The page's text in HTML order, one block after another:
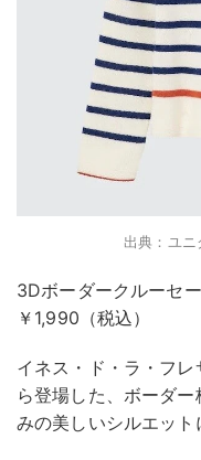
出典：ユ
3Dボーダークルーセー
￥1,990（税込）
イネス・ド・ラ・フ
ら登場した、ボーダ
みの美しいシルエット